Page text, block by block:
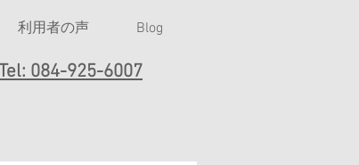
利用者の声 Blog
084-925-6007